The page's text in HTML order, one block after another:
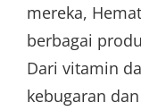
mereka,
berbagai
Dari vitamin
kebugaran